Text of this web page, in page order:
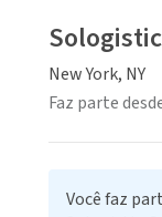
New York, NY
Faz parte
Você faz